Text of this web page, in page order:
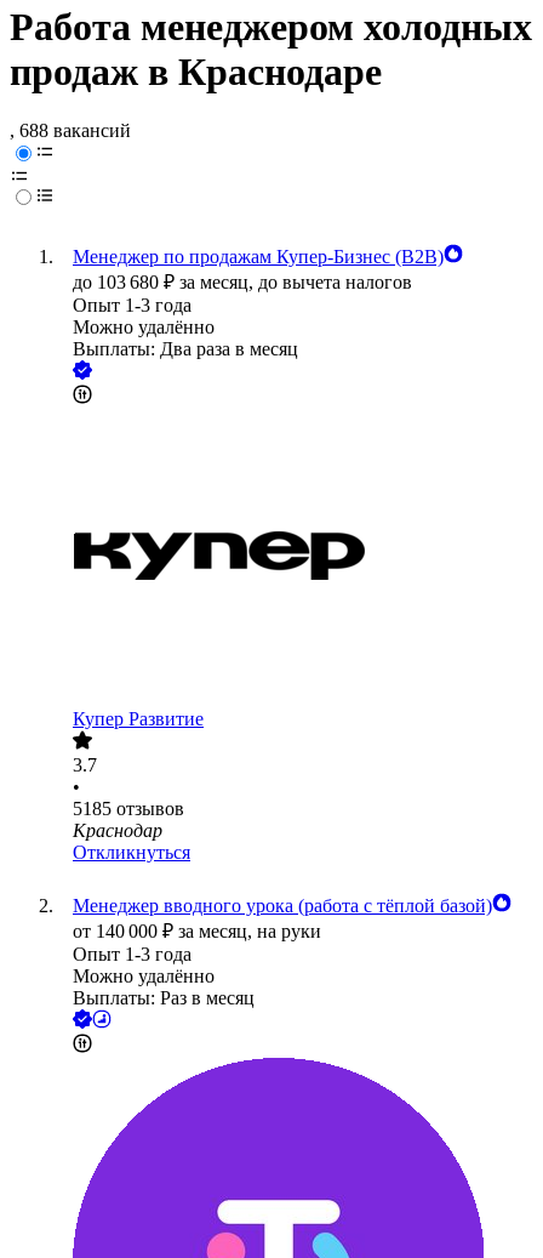
Работа менеджером холодных
продаж в Краснодаре
, 688 вакансий
Менеджер по продажам Купер-Бизнес (B2B)
до 103 680 ₽ за месяц, до вычета налогов
Опыт 1-3 года
Можно удалённо
Выплаты: Два раза в месяц
Купер Развитие
3.7
•
5185 отзывов
Краснодар
Откликнуться
Менеджер вводного урока (работа с тёплой базой)
от 140 000 ₽ за месяц, на руки
Опыт 1-3 года
Можно удалённо
Выплаты: Раз в месяц